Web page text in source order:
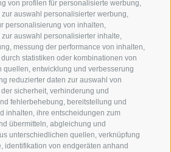
von profilen für personalisierte werbung,
auswahl personalisierter werbung,
personalisierung von inhalten,
auswahl personalisierter inhalte,
messung der performance von inhalten,
statistiken oder kombinationen von
quellen, entwicklung und verbesserung
reduzierter daten zur auswahl von
sicherheit, verhinderung und
fehlerbehebung, bereitstellung und
inhalten, ihre entscheidungen zum
übermitteln, abgleichung und
unterschiedlichen quellen, verknüpfung
identifikation von endgeräten anhand
Radwege in Südtirol
Bikeshops & Verleihe
Bike-Schulen
Tourenzentrale
Zum